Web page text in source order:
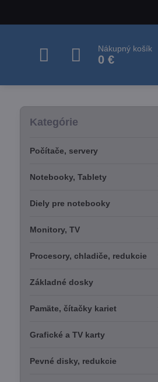
Nákupný košík
0 €
Kategórie
Počítače, servery
Notebooky, Tablety
Diely pre notebooky
Monitory, TV
Procesory, chladiče, redukcie
Základné dosky
Pamäte, čítačky kariet
Grafické a TV karty
Pevné disky, redukcie